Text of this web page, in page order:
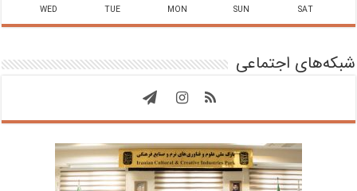
SAT
SUN
MON
TUE
WED
شبکه‌های اجتماعی